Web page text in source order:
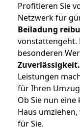
Profitieren Sie
Netzwerk für
Beiladung
vonstattengeht.
besonderen
Zuverlässigkeit.
Leistungen
für Ihren
Ob Sie nun
Haus
für Sie.